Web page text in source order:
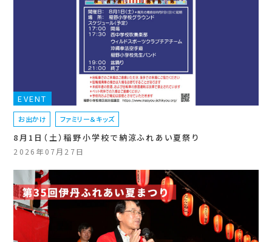
EVENT
お出かけ ファミリー＆キッズ
8月1日（土）稲野小学校で納涼ふれあい夏祭り
2026年07月27日